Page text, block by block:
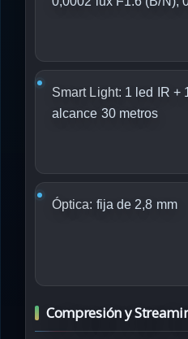
Smart Light: 1 led IR +
alcance 30 metros
Óptica: fija de 2,8 mm
Compresión y